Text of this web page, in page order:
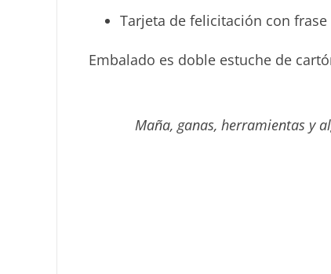
Tarjeta de felicitación con
Embalado es doble estuche de
Maña, ganas, herramientas y